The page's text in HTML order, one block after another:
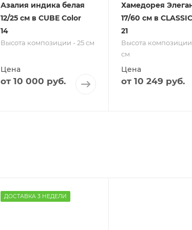
Азалия индика белая
12/25 см в CUBE Color
14
Высота композиции - 25 см
Цена
от 10 000 руб.
Хамедорея
17/60 см в
21
Высота
см
Цена
от 10 249 руб.
ДОСТАВКА 3 НЕДЕЛИ